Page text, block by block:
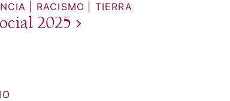
RACISMO TIERRA
2025